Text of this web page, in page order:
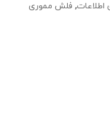
اطلاعات, فلش مموری